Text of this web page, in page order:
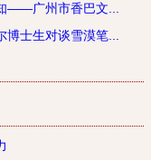
——广州市香巴文...
士生对谈雪漠笔...